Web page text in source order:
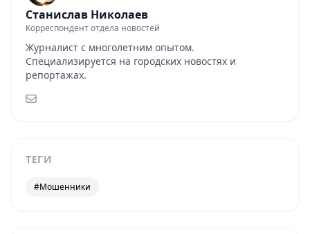
Станислав Николаев
Корреспондент отдела новостей
Журналист с многолетним опытом.
Специализируется на городских новостях и
репортажах.
ТЕГИ
#Мошенники